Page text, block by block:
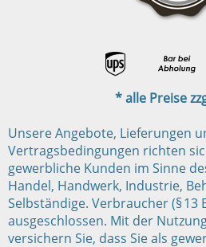
* alle Preise
Unsere Angebote, Lieferungen
Vertragsbedingungen richten
gewerbliche Kunden im Sinne
Handel, Handwerk, Industrie,
Selbständige. Verbraucher (§ 13
ausgeschlossen. Mit der
versichern Sie, dass Sie als